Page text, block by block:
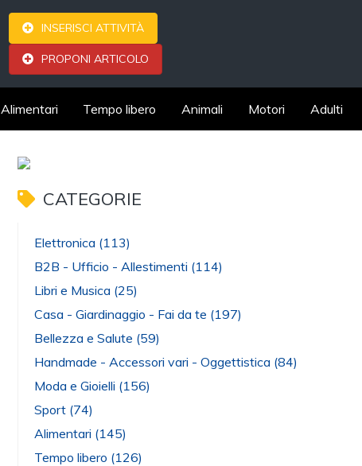
INSERISCI ATTIVITÀ
PROPONI ARTICOLO
Alimentari Tempo libero Animali Motori Adulti
CATEGORIE
Elettronica (113)
B2B - Ufficio - Allestimenti (114)
Libri e Musica (25)
Casa - Giardinaggio - Fai da te (197)
Bellezza e Salute (59)
Handmade - Accessori vari - Oggettistica (84)
Moda e Gioielli (156)
Sport (74)
Alimentari (145)
Tempo libero (126)